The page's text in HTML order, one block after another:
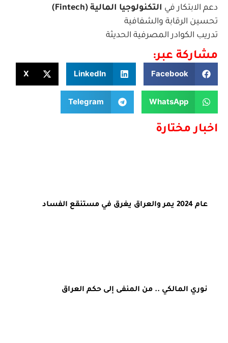
دعم الابتكار في التكنولوجيا المالية (Fintech)
تحسين الرقابة والشفافية
تدريب الكوادر المصرفية الحديثة
مشاركة عبر:
Facebook
LinkedIn
X
WhatsApp
Telegram
اخبار مختارة
عام 2024 يمر والعراق يغرق في مستنقع الفساد
نوري المالكي .. من المنفى إلى حكم العراق